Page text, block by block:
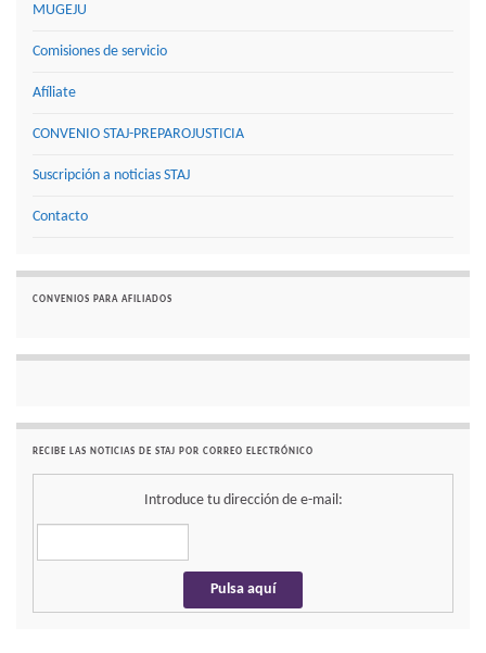
MUGEJU
Comisiones de servicio
Afíliate
CONVENIO STAJ-PREPAROJUSTICIA
Suscripción a noticias STAJ
Contacto
CONVENIOS PARA AFILIADOS
RECIBE LAS NOTICIAS DE STAJ POR CORREO ELECTRÓNICO
Introduce tu dirección de e-mail: